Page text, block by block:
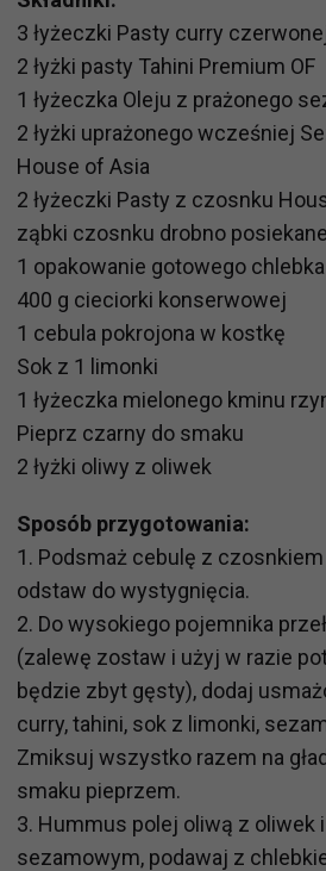
3 łyżeczki Pasty curry
2 łyżki pasty Tahini Premium OF
1 łyżeczka Oleju z prażonego
2 łyżki uprażonego wcześniej
House of Asia
2 łyżeczki Pasty z czosnku
ząbki czosnku drobno
1 opakowanie gotowego
400 g cieciorki konserwowej
1 cebula pokrojona w kostkę
Sok z 1 limonki
1 łyżeczka mielonego kminu
Pieprz czarny do smaku
2 łyżki oliwy z oliwek
Sposób przygotowania:
1. Podsmaż cebulę z czosnkiem
odstaw do wystygnięcia.
2. Do wysokiego pojemnika
(zalewę zostaw i użyj w razie
będzie zbyt gęsty), dodaj
curry, tahini, sok z limonki,
Zmiksuj wszystko razem na
smaku pieprzem.
3. Hummus polej oliwą z oliwek
sezamowym, podawaj z